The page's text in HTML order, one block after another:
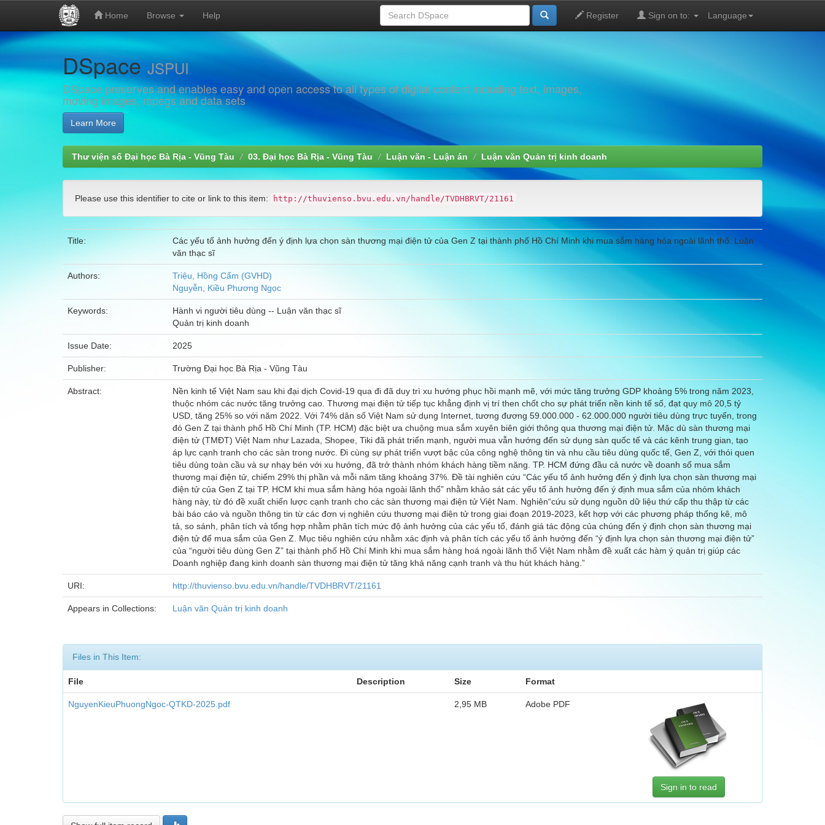
Skip
Home Browse Help Language
Register Sign on to:
DSpaceJSPUI
DSpace preserves and enables easy and open access to all types of digital content including text, images,
moving images, mpegs and data sets
Learn More
Thư viện số Đại học Bà Rịa - Vũng Tàu 03. Đại học Bà Rịa - Vũng Tàu Luận văn - Luận án Luận văn Quản trị kinh doanh
Please use this identifier to cite or link to this item: http://thuvienso.bvu.edu.vn/handle/TVDHBRVT/21161
Title:
Các yếu tố ảnh hưởng đến ý định lựa chọn sàn thương mại điện tử của Gen Z tại thành phố Hồ Chí Minh khi mua sắm hàng hóa ngoài lãnh thổ: Luận
văn thạc sĩ
Authors:
Triệu, Hồng Cẩm (GVHD)
Nguyễn, Kiều Phương Ngọc
Keywords:
Hành vi người tiêu dùng -- Luận văn thạc sĩ
Quản trị kinh doanh
Issue Date: 2025
Publisher: Trường Đại học Bà Rịa - Vũng Tàu
Abstract:
Nền kinh tế Việt Nam sau khi đại dịch Covid-19 qua đi đã duy trì xu hướng phục hồi mạnh mẽ, với mức tăng trưởng GDP khoảng 5% trong năm 2023,
thuộc nhóm các nước tăng trưởng cao. Thương mại điện tử tiếp tục khẳng định vị trí then chốt cho sự phát triển nền kinh tế số, đạt quy mô 20,5 tỷ
USD, tăng 25% so với năm 2022. Với 74% dân số Việt Nam sử dụng Internet, tương đương 59.000.000 - 62.000.000 người tiêu dùng trực tuyến, trong
đó Gen Z tại thành phố Hồ Chí Minh (TP. HCM) đặc biệt ưa chuộng mua sắm xuyên biên giới thông qua thương mại điện tử. Mặc dù sàn thương mại
điện tử (TMĐT) Việt Nam như Lazada, Shopee, Tiki đã phát triển mạnh, người mua vẫn hướng đến sử dụng sàn quốc tế và các kênh trung gian, tạo
áp lực cạnh tranh cho các sàn trong nước. Đi cùng sự phát triển vượt bậc của công nghệ thông tin và nhu cầu tiêu dùng quốc tế, Gen Z, với thói quen
tiêu dùng toàn cầu và sự nhạy bén với xu hướng, đã trở thành nhóm khách hàng tiềm năng. TP. HCM đứng đầu cả nước về doanh số mua sắm
thương mại điện tử, chiếm 29% thị phần và mỗi năm tăng khoảng 37%. Đề tài nghiên cứu “Các yếu tố ảnh hưởng đến ý định lựa chọn sàn thương mại
điện tử của Gen Z tại TP. HCM khi mua sắm hàng hóa ngoài lãnh thổ” nhằm khảo sát các yếu tố ảnh hưởng đến ý định mua sắm của nhóm khách
hàng này, từ đó đề xuất chiến lược cạnh tranh cho các sàn thương mại điện tử Việt Nam. Nghiên“cứu sử dụng nguồn dữ liệu thứ cấp thu thập từ các
bài báo cáo và nguồn thông tin từ các đơn vị nghiên cứu thương mại điện tử trong giai đoạn 2019-2023, kết hợp với các phương pháp thống kê, mô
tả, so sánh, phân tích và tổng hợp nhằm phân tích mức độ ảnh hưởng của các yếu tố, đánh giá tác động của chúng đến ý định chọn sàn thương mại
điện tử để mua sắm của Gen Z. Mục tiêu nghiên cứu nhằm xác định và phân tích các yếu tố ảnh hưởng đến “ý định lựa chọn sàn thương mại điện tử”
của “người tiêu dùng Gen Z” tại thành phố Hồ Chí Minh khi mua sắm hàng hoá ngoài lãnh thổ Việt Nam nhằm đề xuất các hàm ý quản trị giúp các
Doanh nghiệp đang kinh doanh sàn thương mại điện tử tăng khả năng cạnh tranh và thu hút khách hàng.”
URI: http://thuvienso.bvu.edu.vn/handle/TVDHBRVT/21161
Appears in Collections: Luận văn Quản trị kinh doanh
Files in This Item:
File Description Size Format
NguyenKieuPhuongNgoc-QTKD-2025.pdf 2,95 MB Adobe PDF
Sign in to read